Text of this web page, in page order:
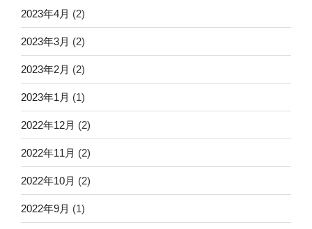
2023年4月 (2)
2023年3月 (2)
2023年2月 (2)
2023年1月 (1)
2022年12月 (2)
2022年11月 (2)
2022年10月 (2)
2022年9月 (1)